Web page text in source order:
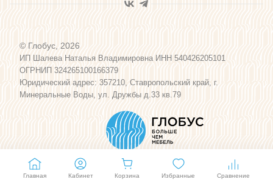
© Глобус, 2026
ИП Шалева Наталья Владимировна ИНН 540426205101
ОГРНИП 324265100166379
Юридический адрес: 357210, Ставропольский край, г.
Минеральные Воды, ул. Дружбы д.33 кв.79
Главная Кабинет Корзина Избранные Сравнение